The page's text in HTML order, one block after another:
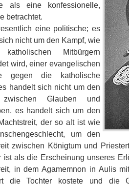
als eine konfessionelle,
betrachtet.
eine politische; es
nicht um den Kampf, wie
katholischen Mitbürgern
wird, einer evangelischen
gegen die katholische
handelt sich nicht um den
zwischen Glauben und
es handelt sich um den
der so alt ist wie
um den
zwischen Königtum und
ist als die Erscheinung unseres
in dem Agamemnon in Aulis
die Tochter kostete und die